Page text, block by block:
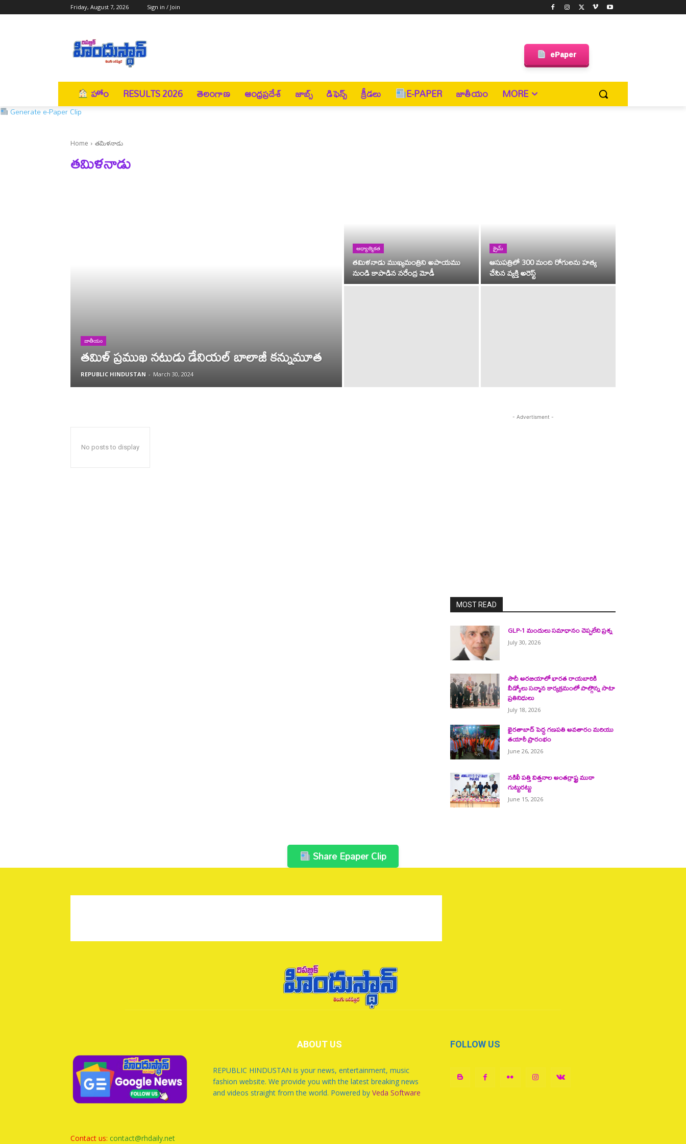
Friday, August 7, 2026 Sign in / Join
ePaper
హోం RESULTS 2026 తెలంగాణ ఆంధ్రప్రదేశ్ జాబ్స్ డిఫెన్స్ క్రీడలు E-PAPER జాతీయం MORE
Generate e-Paper Clip
Home తమిళనాడు
తమిళనాడు
జాతీయం
తమిళ్ ప్రముఖ నటుడు డేనియల్ బాలాజీ కన్నుమూత
REPUBLIC HINDUSTAN - March 30, 2024
ఆధ్యాత్మికత
తమిళనాడు ముఖ్యమంత్రిని అపాయము
నుండి కాపాడిన నరేంద్ర మోడీ
క్రైమ్
ఆసుపత్రిలో 300 మంది రోగులను హత్య
చేసిన వ్యక్తి అరెస్ట్
No posts to display
- Advertisment -
MOST READ
GLP-1 మందులు సమాధానం చెప్పలేని ప్రశ్న
July 30, 2026
సౌదీ అరబియాలో భారత రాయబారికి
వీడ్కోలు సన్మాన కార్యక్రమంలో పాల్గొన్న సాటా
ప్రతినిధులు
July 18, 2026
ఖైరతాబాద్ పెద్ద గణపతి అవతారం మరియు
తయారీ ప్రారంభం
June 26, 2026
నకిలీ పత్తి విత్తనాల అంతర్రాష్ట్ర ముఠా
గుట్టురట్టు
June 15, 2026
Share Epaper Clip
ABOUT US
REPUBLIC HINDUSTAN is your news, entertainment, music
fashion website. We provide you with the latest breaking news
and videos straight from the world. Powered by Veda Software
FOLLOW US
Contact us: contact@rhdaily.net